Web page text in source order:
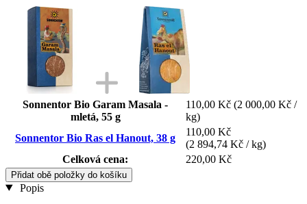
Sonnentor Bio Garam Masala -
mletá, 55 g
110,00 Kč (2 000,00 Kč /
kg)
Sonnentor Bio Ras el Hanout, 38 g
110,00 Kč
(2 894,74 Kč / kg)
Celková cena:
220,00 Kč
Přidat obě položky do košíku
Popis